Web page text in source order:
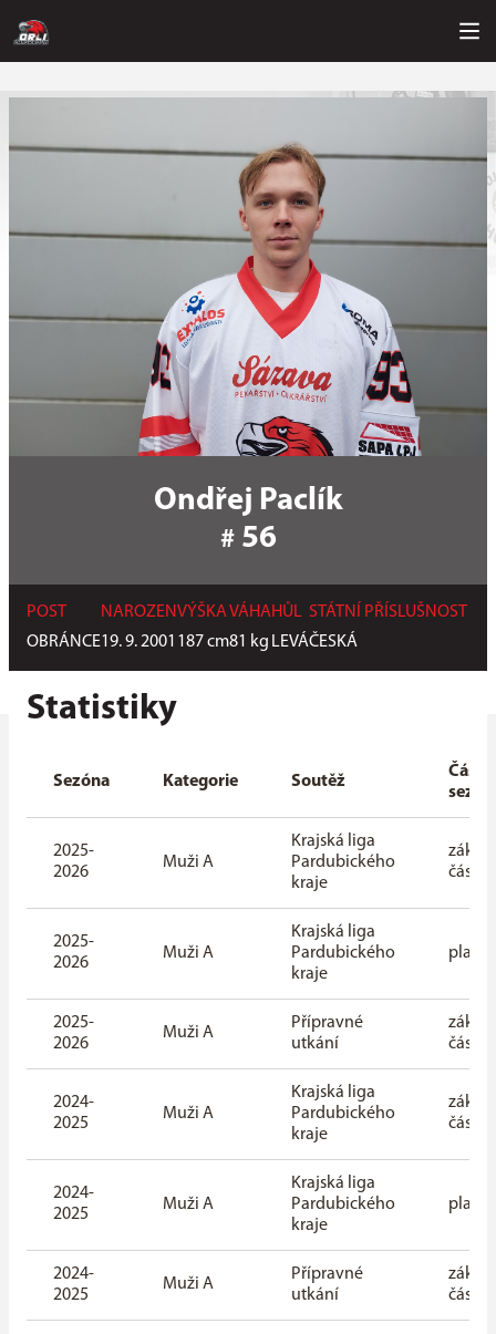
Ondřej Paclík
# 56
POST
OBRÁNCE
NAROZEN
19. 9. 2001
VÝŠKA
187cm
VÁHA
81 kg
HŮL
LEVÁ
STÁTNÍ PŘÍSLUŠNOST
ČESKÁ
Statistiky
Sezóna Kategorie Soutěž
Část
2025-
2026
Muži A
Krajská liga
Pardubického
kraje
část
2025-
2026
Muži A
Krajská liga
Pardubického
kraje
2025-
2026
Muži A
Přípravné
utkání
část
2024-
2025
Muži A
Krajská liga
Pardubického
kraje
část
2024-
2025
Muži A
Krajská liga
Pardubického
kraje
2024-
2025
Muži A
Přípravné
utkání
část